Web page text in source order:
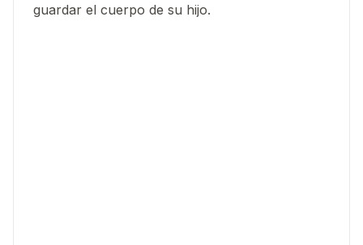
guardar el cuerpo de su hijo.